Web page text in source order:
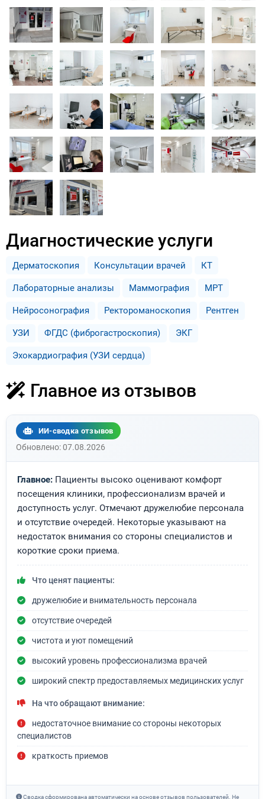
Диагностические услуги
Дерматоскопия Консультации врачей КТ
Лабораторные анализы Маммография МРТ
Нейросонография Ректороманоскопия Рентген
УЗИ ФГДС (фиброгастроскопия) ЭКГ
Эхокардиография (УЗИ сердца)
Главное из отзывов
ИИ-сводка отзывов
Обновлено: 07.08.2026
Главное: Пациенты высоко оценивают комфорт
посещения клиники, профессионализм врачей и
доступность услуг. Отмечают дружелюбие персонала
и отсутствие очередей. Некоторые указывают на
недостаток внимания со стороны специалистов и
короткие сроки приема.
Что ценят пациенты:
дружелюбие и внимательность персонала
отсутствие очередей
чистота и уют помещений
высокий уровень профессионализма врачей
широкий спектр предоставляемых медицинских услуг
На что обращают внимание:
недостаточное внимание со стороны некоторых
специалистов
краткость приемов
Сводка сформирована автоматически на основе отзывов пользователей. Не